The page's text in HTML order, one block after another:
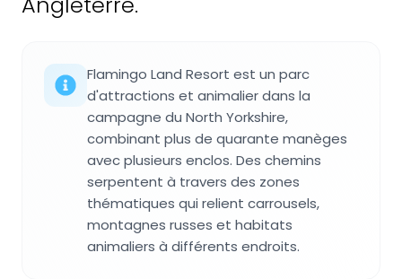
Flamingo Land Resort est un parc
d'attractions et animalier dans la
campagne du North Yorkshire,
combinant plus de quarante manèges
avec plusieurs enclos. Des chemins
serpentent à travers des zones
thématiques qui relient carrousels,
montagnes russes et habitats
animaliers à différents endroits.